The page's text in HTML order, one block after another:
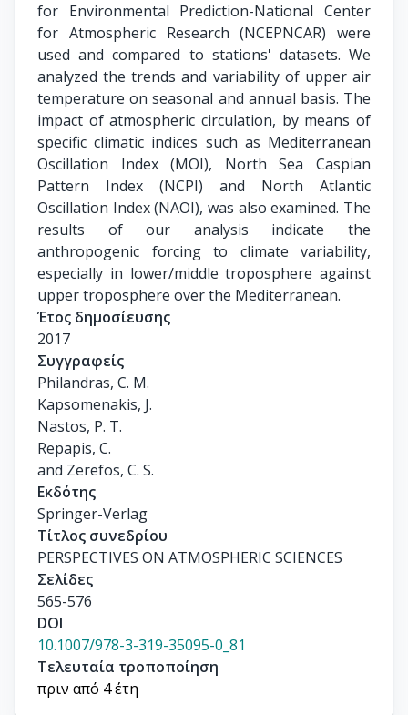
for Environmental Prediction-National Center
for Atmospheric Research (NCEPNCAR) were
used and compared to stations' datasets. We
analyzed the trends and variability of upper air
temperature on seasonal and annual basis. The
impact of atmospheric circulation, by means of
specific climatic indices such as Mediterranean
Oscillation Index (MOI), North Sea Caspian
Pattern Index (NCPI) and North Atlantic
Oscillation Index (NAOI), was also examined. The
results of our analysis indicate the
anthropogenic forcing to climate variability,
especially in lower/middle troposphere against
upper troposphere over the Mediterranean.
Έτος δημοσίευσης
2017
Συγγραφείς
Philandras, C. M.
Kapsomenakis, J.
Nastos, P. T.
Repapis, C.
and Zerefos, C. S.
Εκδότης
Springer-Verlag
Τίτλος συνεδρίου
PERSPECTIVES ON ATMOSPHERIC SCIENCES
Σελίδες
565-576
DOI
10.1007/978-3-319-35095-0_81
Τελευταία τροποποίηση
πριν από 4 έτη